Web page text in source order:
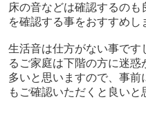
床の音などは確認するの
を確認する事をおすすめし
生活音は仕方がない事です
るご家庭は下階の方に迷
多いと思いますので、事前
もご確認いただくと良いと